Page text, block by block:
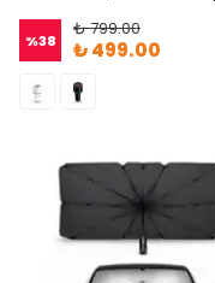
%38
₺ 799.00
₺ 499.00